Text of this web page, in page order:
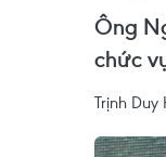
Ông
chức
Trịnh Duy